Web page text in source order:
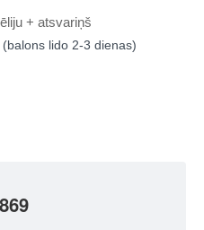
+ atsvariņš
lido 2-3 dienas)